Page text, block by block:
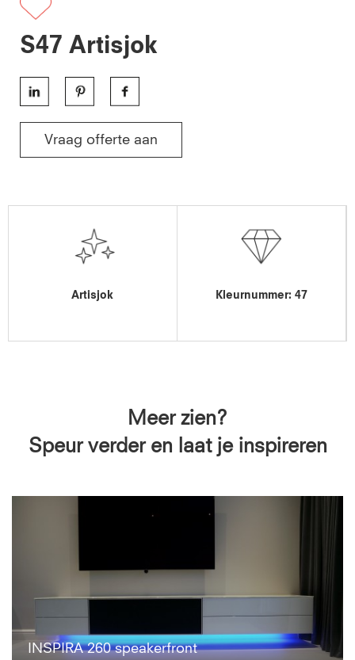
S47 Artisjok
Vraag offerte aan
Artisjok Kleurnummer: 47
Meer zien?
Speur verder en laat je inspireren
INSPIRA 260 speakerfront